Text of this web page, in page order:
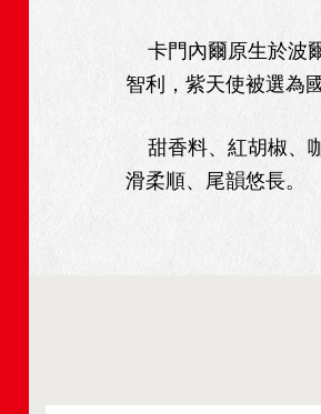
卡門內爾原生於波
智利，紫天使被選為
甜香料、紅胡椒、
滑柔順、尾韻悠長。